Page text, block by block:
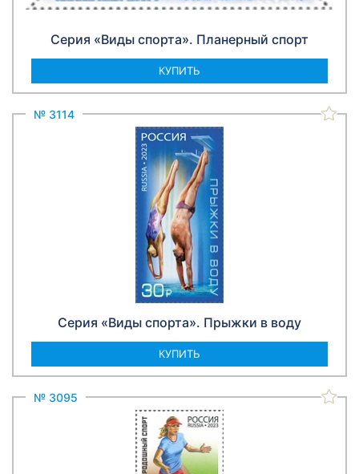
Серия «Виды спорта». Планерный спорт
КУПИТЬ
№ 3114
Серия «Виды спорта». Прыжки в воду
КУПИТЬ
№ 3095